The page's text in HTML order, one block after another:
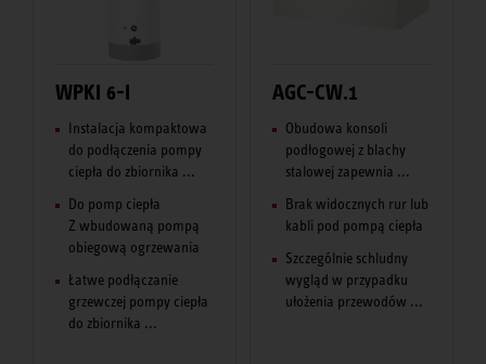
WPKI 6-I
Instalacja kompaktowa
do podłączenia pompy
ciepła do zbiornika ...
Do pomp ciepła
Z wbudowaną pompą
obiegową ogrzewania
Łatwe podłączanie
grzewczej pompy ciepła
do zbiornika ...
AGC-CW.1
Obudowa konsoli
podłogowej z blachy
stalowej zapewnia ...
Brak widocznych rur lub
kabli pod pompą ciepła
Szczególnie schludny
wygląd w przypadku
ułożenia przewodów ...